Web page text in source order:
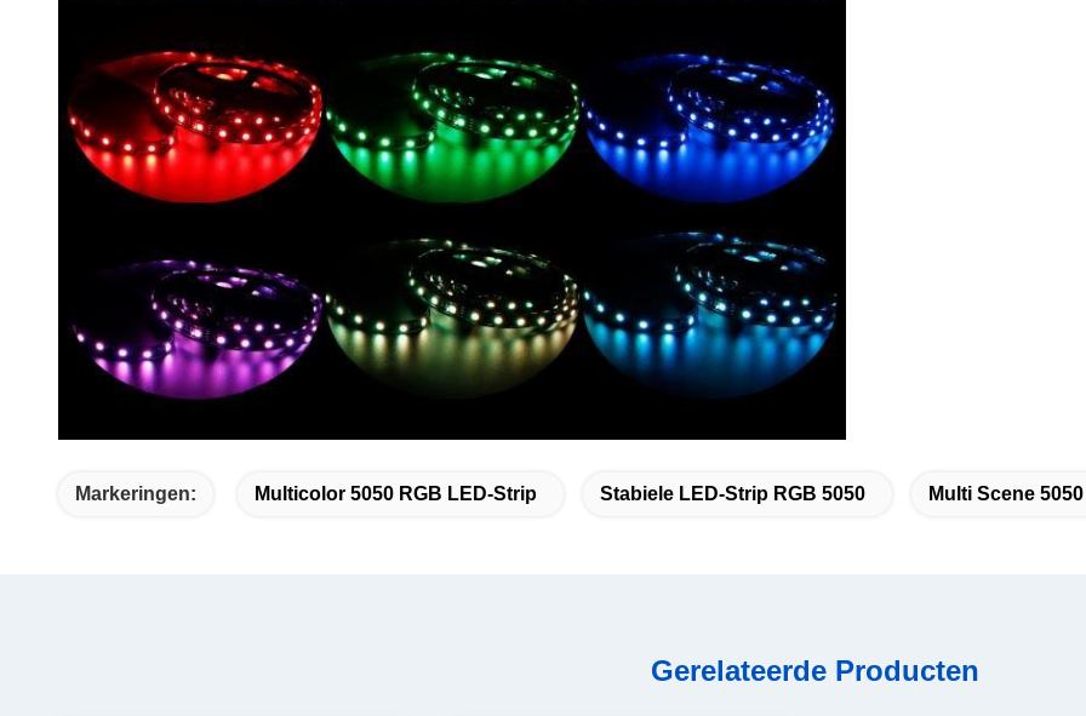
Markeringen: Multicolor 5050 RGB LED-Strip Stabiele LED-Strip RGB 5050 Multi Scene
Gerelateerde Producten